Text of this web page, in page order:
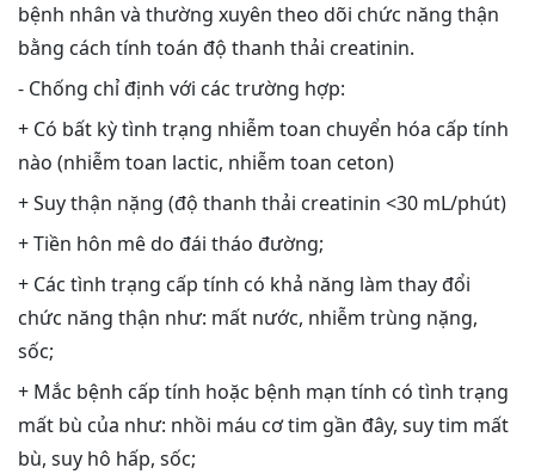
bệnh nhân và thường xuyên theo dõi chức năng thận
bằng cách tính toán độ thanh thải creatinin.
- Chống chỉ định với các trường hợp:
+ Có bất kỳ tình trạng nhiễm toan chuyển hóa cấp tính
nào (nhiễm toan lactic, nhiễm toan ceton)
+ Suy thận nặng (độ thanh thải creatinin <30 mL/phút)
+ Tiền hôn mê do đái tháo đường;
+ Các tình trạng cấp tính có khả năng làm thay đổi
chức năng thận như: mất nước, nhiễm trùng nặng,
sốc;
+ Mắc bệnh cấp tính hoặc bệnh mạn tính có tình trạng
mất bù của như: nhồi máu cơ tim gần đây, suy tim mất
bù, suy hô hấp, sốc;